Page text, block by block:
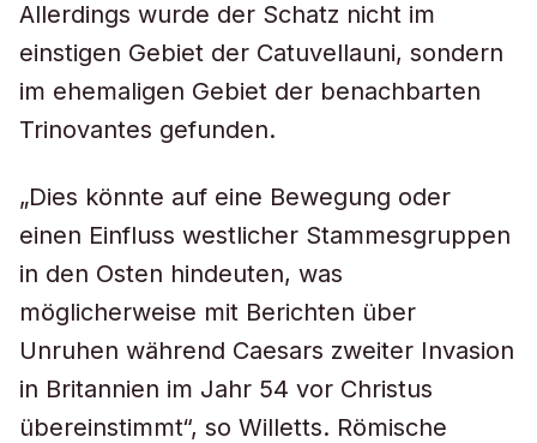
Allerdings wurde der Schatz nicht im
einstigen Gebiet der Catuvellauni, sondern
im ehemaligen Gebiet der benachbarten
Trinovantes gefunden.
„Dies könnte auf eine Bewegung oder
einen Einfluss westlicher Stammesgruppen
in den Osten hindeuten, was
möglicherweise mit Berichten über
Unruhen während Caesars zweiter Invasion
in Britannien im Jahr 54 vor Christus
übereinstimmt“, so Willetts. Römische